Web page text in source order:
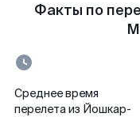
Факты по
Среднее время
перелета из Йошкар-